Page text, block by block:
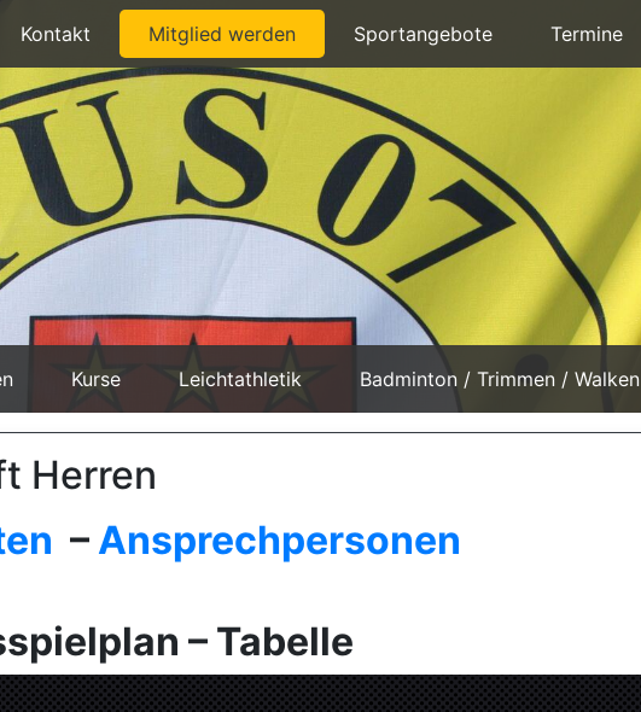
Kontakt Mitglied werden Sportangebote Termine
Kurse Leichtathletik Badminton / Trimmen / Walken
Herren
– Ansprechpersonen
– Tabelle